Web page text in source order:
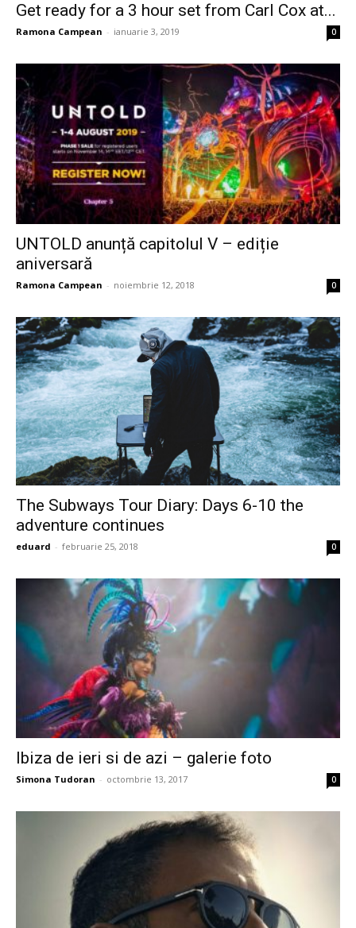
Get ready for a 3 hour set from Carl Cox at...
Ramona Campean - ianuarie 3, 2019 0
UNTOLD anunță capitolul V – ediție
aniversară
Ramona Campean - noiembrie 12, 2018 0
The Subways Tour Diary: Days 6-10 the
adventure continues
eduard - februarie 25, 2018 0
Ibiza de ieri si de azi – galerie foto
Simona Tudoran - octombrie 13, 2017 0